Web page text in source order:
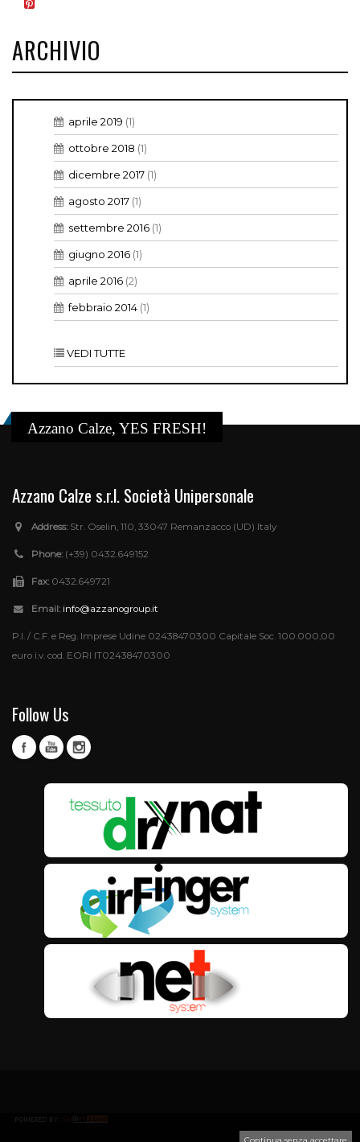
ARCHIVIO
aprile 2019 (1)
ottobre 2018 (1)
dicembre 2017 (1)
agosto 2017 (1)
settembre 2016 (1)
giugno 2016 (1)
aprile 2016 (2)
febbraio 2014 (1)
VEDI TUTTE
Azzano Calze, YES FRESH!
Azzano Calze s.r.l. Società Unipersonale
Address: Str. Oselin, 110, 33047 Remanzacco (UD) Italy
Phone: (+39) 0432.649152
Fax: 0432.649721
Email: info@azzanogroup.it
P.I. / C.F. e Reg. Imprese Udine 02438470300 Capitale Soc. 100.000,00
euro i.v. cod. EORI IT02438470300
Follow Us